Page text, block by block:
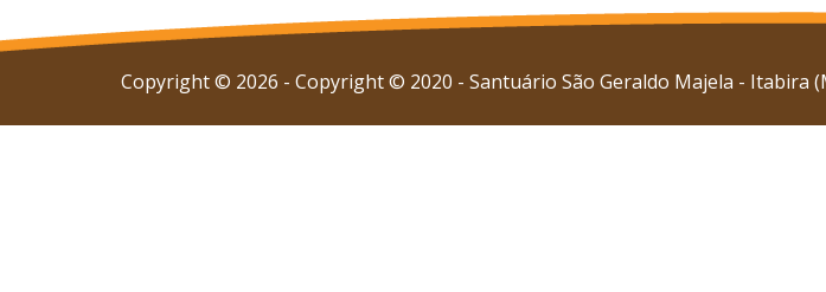
Copyright © 2026 - Copyright © 2020 - Santuário São Geraldo Majela - Itabira